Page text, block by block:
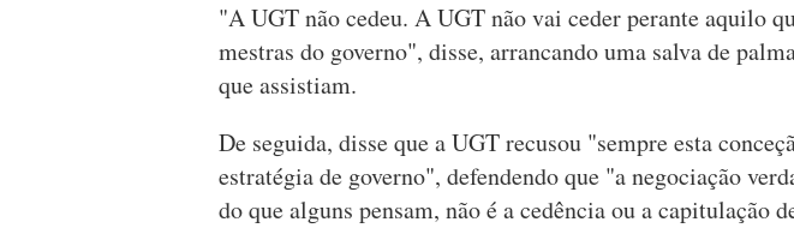
"A UGT não cedeu. A UGT não vai ceder perante aquilo
mestras do governo", disse, arrancando uma salva de
que assistiam.
De seguida, disse que a UGT recusou "sempre esta
estratégia de governo", defendendo que "a negociação
do que alguns pensam, não é a cedência ou a capitulação